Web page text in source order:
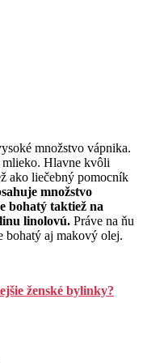
množstvo vápnika.
mlieko. Hlavne kvôli
ako liečebný pomocník
množstvo
bohatý taktiež na
linolovú. Práve na ňu
bohatý aj makový olej.
ženské bylinky?